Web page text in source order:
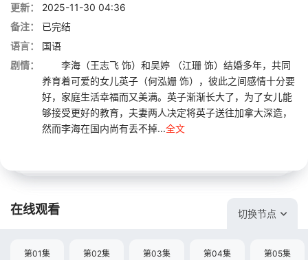
更新：
2025-11-30 04:36
备注：
已完结
语言：
国语
剧情：
李海（王志飞 饰）和吴婷 （江珊 饰）结婚多年，共同
养育着可爱的女儿英子（何泓姗 饰），彼此之间感情十分要
好，家庭生活幸福而又美满。英子渐渐长大了，为了女儿能
够接受更好的教育，夫妻两人决定将英子送往加拿大深造，
然而李海在国内尚有丢不掉...全文
在线观看 切换节点
第01集 第02集 第03集 第04集 第05集